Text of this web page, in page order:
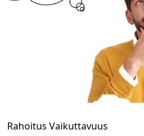
Rahoitus Vaikuttavuus